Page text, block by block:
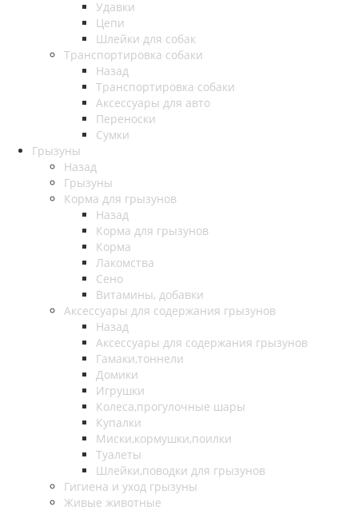
Удавки
Цепи
Шлейки для собак
Транспортировка собаки
Назад
Транспортировка собаки
Аксессуары для авто
Переноски
Сумки
Грызуны
Назад
Грызуны
Корма для грызунов
Назад
Корма для грызунов
Корма
Лакомства
Сено
Витамины, добавки
Аксессуары для содержания грызунов
Назад
Аксессуары для содержания грызунов
Гамаки,тоннели
Домики
Игрушки
Колеса,прогулочные шары
Купалки
Миски,кормушки,поилки
Туалеты
Шлейки,поводки для грызунов
Гигиена и уход грызуны
Живые животные